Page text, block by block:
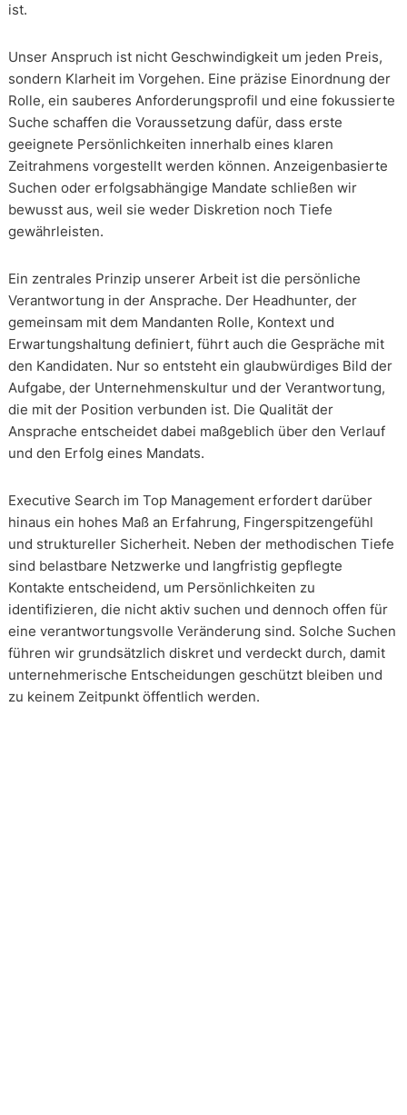
ist.
Unser Anspruch ist nicht Geschwindigkeit um jeden Preis,
sondern Klarheit im Vorgehen. Eine präzise Einordnung der
Rolle, ein sauberes Anforderungsprofil und eine fokussierte
Suche schaffen die Voraussetzung dafür, dass erste
geeignete Persönlichkeiten innerhalb eines klaren
Zeitrahmens vorgestellt werden können. Anzeigenbasierte
Suchen oder erfolgsabhängige Mandate schließen wir
bewusst aus, weil sie weder Diskretion noch Tiefe
gewährleisten.
Ein zentrales Prinzip unserer Arbeit ist die persönliche
Verantwortung in der Ansprache. Der Headhunter, der
gemeinsam mit dem Mandanten Rolle, Kontext und
Erwartungshaltung definiert, führt auch die Gespräche mit
den Kandidaten. Nur so entsteht ein glaubwürdiges Bild der
Aufgabe, der Unternehmenskultur und der Verantwortung,
die mit der Position verbunden ist. Die Qualität der
Ansprache entscheidet dabei maßgeblich über den Verlauf
und den Erfolg eines Mandats.
Executive Search im Top Management erfordert darüber
hinaus ein hohes Maß an Erfahrung, Fingerspitzengefühl
und struktureller Sicherheit. Neben der methodischen Tiefe
sind belastbare Netzwerke und langfristig gepflegte
Kontakte entscheidend, um Persönlichkeiten zu
identifizieren, die nicht aktiv suchen und dennoch offen für
eine verantwortungsvolle Veränderung sind. Solche Suchen
führen wir grundsätzlich diskret und verdeckt durch, damit
unternehmerische Entscheidungen geschützt bleiben und
zu keinem Zeitpunkt öffentlich werden.